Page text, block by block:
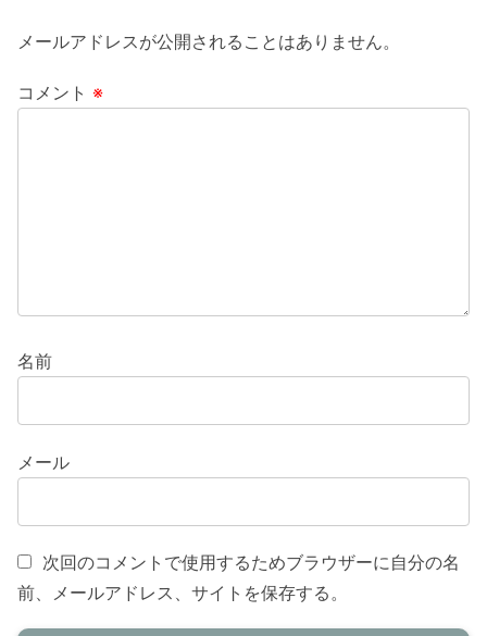
メールアドレスが公開されることはありません。
コメント ※
名前
メール
次回のコメントで使用するためブラウザーに自分の名
前、メールアドレス、サイトを保存する。